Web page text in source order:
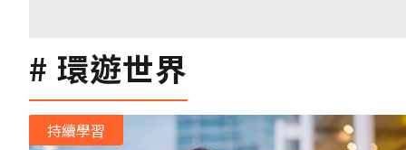
環遊世界
持續學習